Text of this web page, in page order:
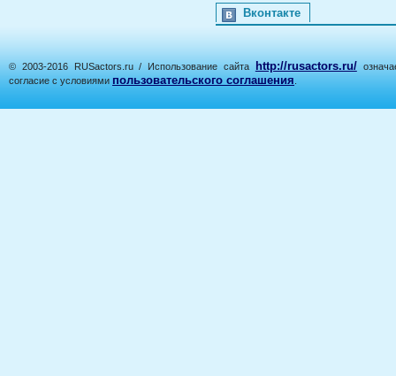
Вконтакте
© 2003-2016 RUSactors.ru / Использование сайта http://rusactors.ru/
согласие с условиями пользовательского соглашения